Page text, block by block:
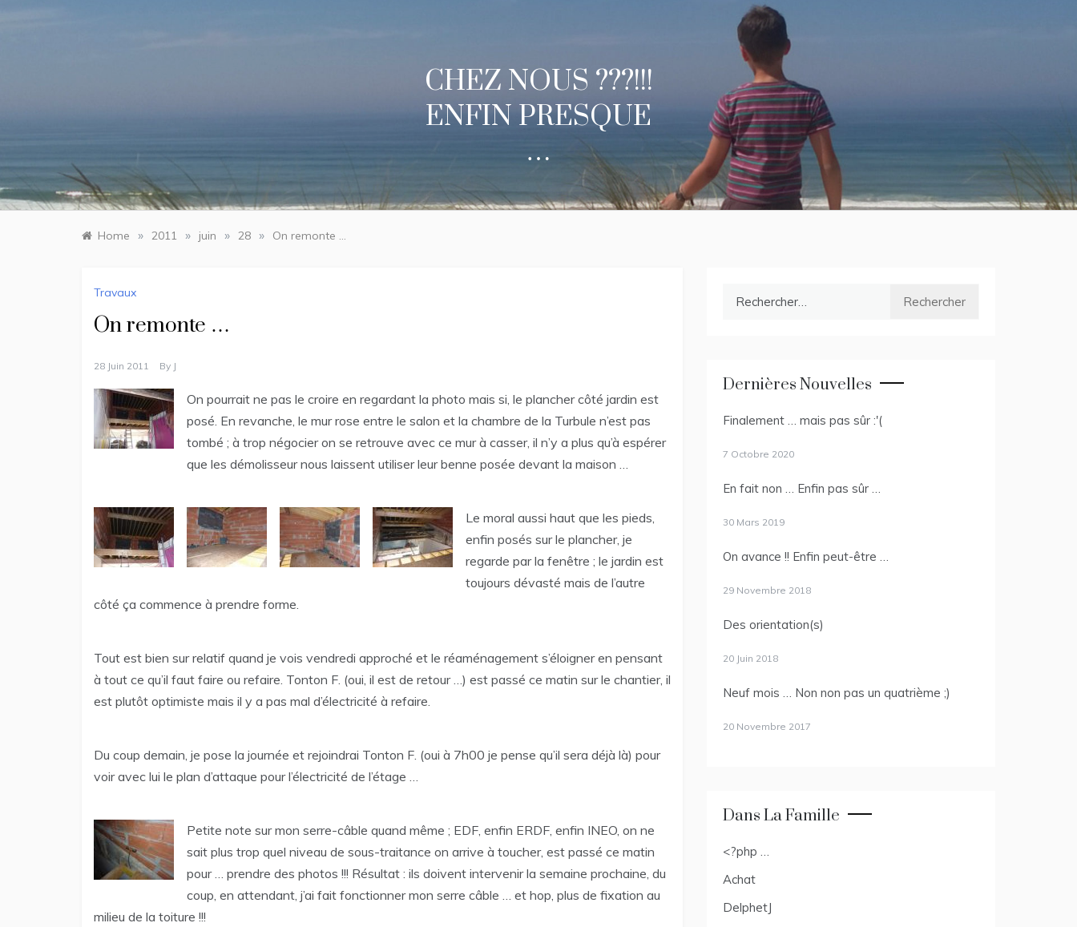
CHEZ NOUS ???!!!
ENFIN PRESQUE
…
Home » 2011 » juin » 28 » On remonte …
Travaux
On remonte …
28 Juin 2011 By J
On pourrait ne pas le croire en regardant la photo mais si, le plancher côté jardin est
posé. En revanche, le mur rose entre le salon et la chambre de la Turbule n’est pas
tombé ; à trop négocier on se retrouve avec ce mur à casser, il n’y a plus qu’à espérer
que les démolisseur nous laissent utiliser leur benne posée devant la maison …
Le moral aussi haut que les pieds,
enfin posés sur le plancher, je
regarde par la fenêtre ; le jardin est
toujours dévasté mais de l’autre
côté ça commence à prendre forme.
Tout est bien sur relatif quand je vois vendredi approché et le réaménagement s’éloigner en pensant
à tout ce qu’il faut faire ou refaire. Tonton F. (oui, il est de retour …) est passé ce matin sur le chantier, il
est plutôt optimiste mais il y a pas mal d’électricité à refaire.
Du coup demain, je pose la journée et rejoindrai Tonton F. (oui à 7h00 je pense qu’il sera déjà là) pour
voir avec lui le plan d’attaque pour l’électricité de l’étage …
Petite note sur mon serre-câble quand même ; EDF, enfin ERDF, enfin INEO, on ne
sait plus trop quel niveau de sous-traitance on arrive à toucher, est passé ce matin
pour … prendre des photos !!! Résultat : ils doivent intervenir la semaine prochaine, du
coup, en attendant, j’ai fait fonctionner mon serre câble … et hop, plus de fixation au
milieu de la toiture !!!
Dernières Nouvelles
Finalement … mais pas sûr :'(
7 Octobre 2020
En fait non … Enfin pas sûr …
30 Mars 2019
On avance !! Enfin peut-être …
29 Novembre 2018
Des orientation(s)
20 Juin 2018
Neuf mois … Non non pas un quatrième ;)
20 Novembre 2017
Dans La Famille
<?php …
Achat
DelphetJ